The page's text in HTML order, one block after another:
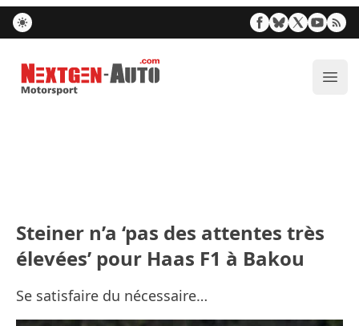
Nextgen-Auto.com
Steiner n’a ‘pas des attentes très
élevées’ pour Haas F1 à Bakou
Se satisfaire du nécessaire…